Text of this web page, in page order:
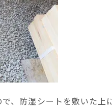
、防湿シートを敷いた上